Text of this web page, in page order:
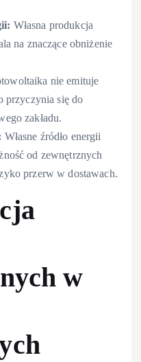
Własna produkcja
na znaczące obniżenie
nie emituje
przyczynia się do
zakładu.
Własne źródło energii
od zewnętrznych
przerw w dostawach.
w